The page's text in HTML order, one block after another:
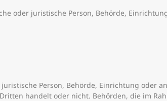
oder juristische Person, Behörde,
Person, Behörde, Einrichtung oder
handelt oder nicht. Behörden, die im